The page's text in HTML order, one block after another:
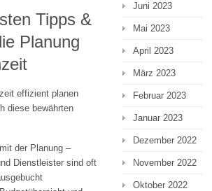
Tipps &
Planung
effizient planen
diese bewährten
der Planung –
Dienstleister sind oft
Juni 2023
Mai 2023
April 2023
März 2023
Februar 2023
Januar 2023
Dezember 2022
November 2022
Oktober 2022